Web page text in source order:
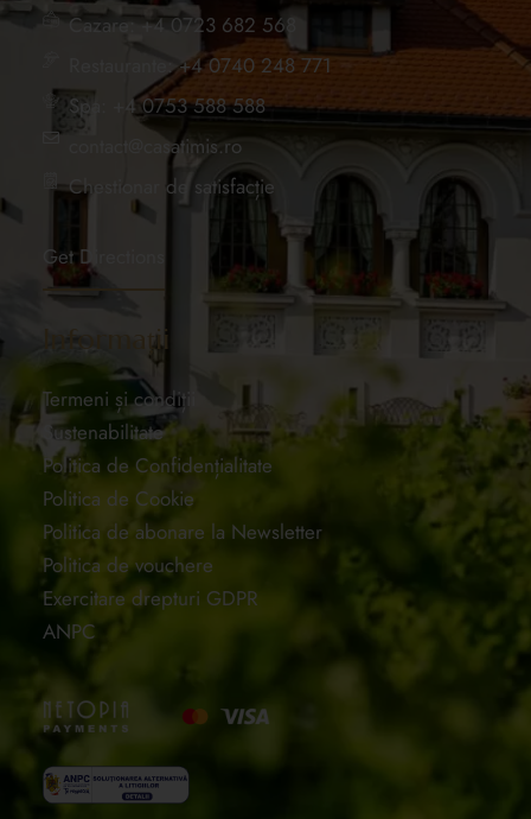
Cazare: +4 0723 682 568
Restaurante: +4 0740 248 771
Spa: +4 0753 588 588
contact@casatimis.ro
Chestionar de satisfacție
Get Directions
Informații
Termeni și condiții
Sustenabilitate
Politica de Confidențialitate
Politica de Cookie
Politica de abonare la Newsletter
Politica de vouchere
Exercitare drepturi GDPR
ANPC